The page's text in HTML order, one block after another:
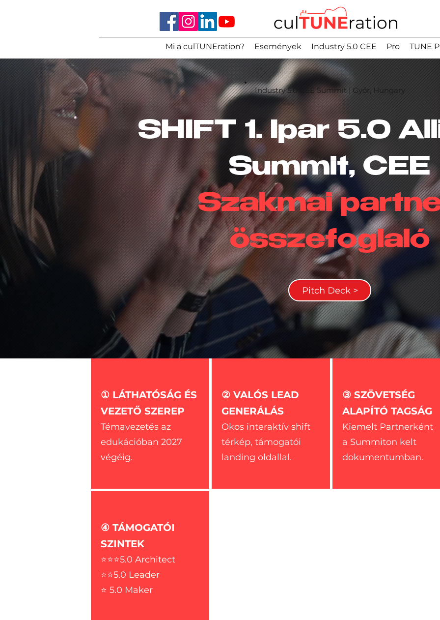
Mi a culTUNEration? Események Industry 5.0 CEE Pro TUNE
Industry 5.0 CEE Summit | Győr, Hungary
SHIFT 1. Ipar 5.0
Summit, CEE
Szakmai
összefoglaló
Pitch Deck >
① LÁTHATÓSÁG ÉS
VEZETŐ SZEREP
Témavezetés az
edukációban 2027
végéig.
② VALÓS LEAD
GENERÁLÁS
Okos interaktív shift
térkép, támogatói
landing oldallal.
③ SZÖVETSÉG
ALAPÍTÓ TAGSÁG
Kiemelt Partnerként
a Summiton kelt
dokumentumban.
④ TÁMOGATÓI
SZINTEK
⭐⭐⭐5.0 Architect
⭐⭐5.0 Leader
⭐ 5.0 Maker